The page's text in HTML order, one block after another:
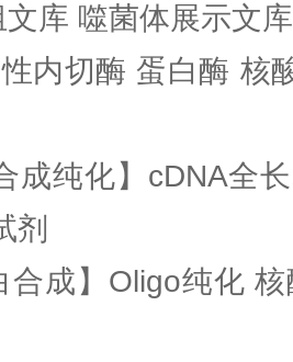
库 噬菌体展示文库
性内切酶 蛋白酶 核
成纯化】cDNA全
剂
合成】Oligo纯化